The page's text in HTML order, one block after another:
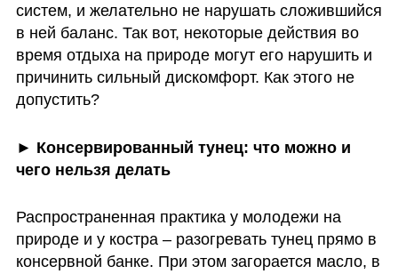
систем, и желательно не нарушать сложившийся
в ней баланс. Так вот, некоторые действия во
время отдыха на природе могут его нарушить и
причинить сильный дискомфорт. Как этого не
допустить?
► Консервированный тунец: что можно и
чего нельзя делать
Распространенная практика у молодежи на
природе и у костра – разогревать тунец прямо в
консервной банке. При этом загорается масло, в